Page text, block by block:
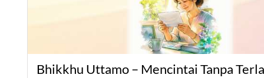
Bhikkhu Uttamo – Mencintai Tanpa